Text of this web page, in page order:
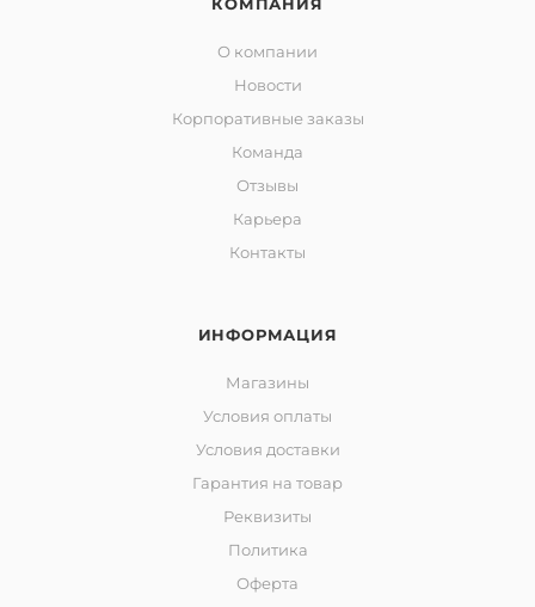
О компании
Новости
Корпоративные заказы
Команда
Отзывы
Карьера
Контакты
ИНФОРМАЦИЯ
Магазины
Условия оплаты
Условия доставки
Гарантия на товар
Реквизиты
Политика
Оферта